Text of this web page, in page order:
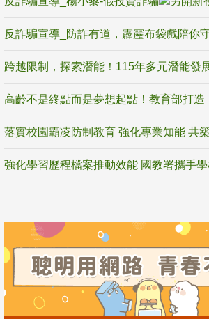
落實校園霸凌防制教育 強化專業知能 共